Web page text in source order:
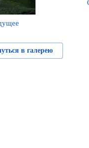
в галерею